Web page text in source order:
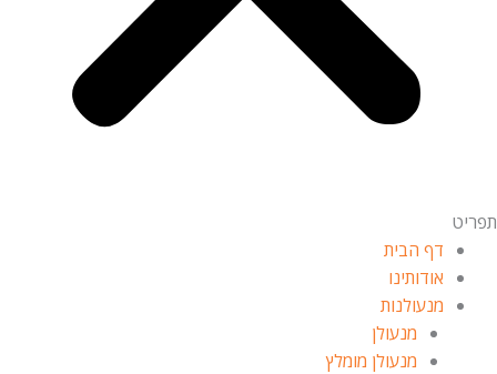
תפריט
דף הבית
אודותינו
מנעולנות
מנעולן
מנעולן מומלץ